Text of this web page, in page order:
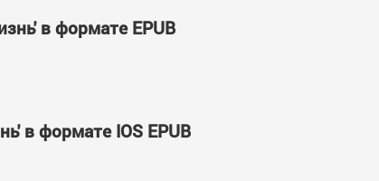
в формате EPUB
в формате IOS EPUB